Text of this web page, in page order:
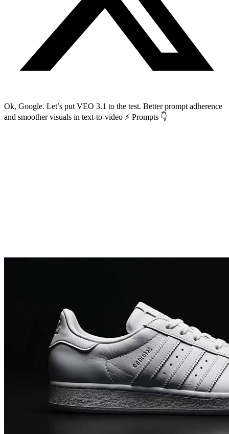
Ok, Google. Let’s put VEO 3.1 to the test. Better prompt adherence
and smoother visuals in text-to-video ⚡ Prompts 👇